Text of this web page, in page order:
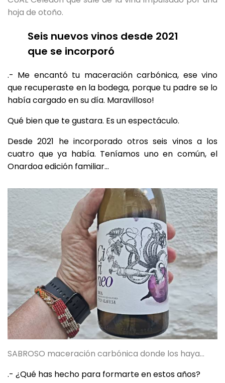
hoja de otoño.
Seis nuevos vinos desde 2021
que se incorporó
.- Me encantó tu maceración carbónica, ese vino
que recuperaste en la bodega, porque tu padre se lo
había cargado en su día. Maravilloso!
Qué bien que te gustara. Es un espectáculo.
Desde 2021 he incorporado otros seis vinos a los
cuatro que ya había. Teníamos uno en común, el
Onardoa edición familiar…
SABROSO maceración carbónica donde los haya…
.- ¿Qué has hecho para formarte en estos años?